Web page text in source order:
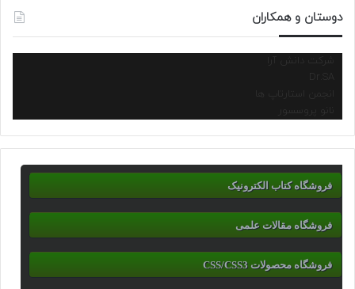
دوستان و همکاران
شرکت دانش آرا
انجمن استارتاپ ها
نانو پروسسور
فروشگاه کتاب الکترونیک
فروشگاه مقالات علمی
فروشگاه محصولات CSS/CSS3